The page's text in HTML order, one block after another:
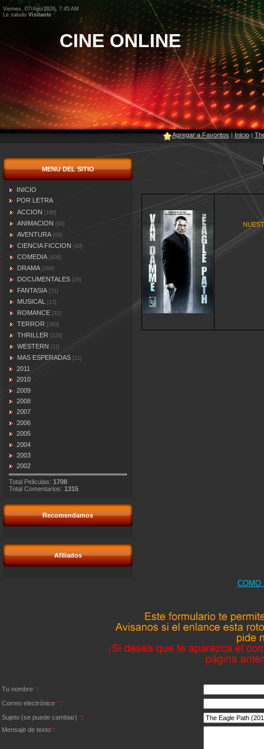
Viernes, 07/Ago/2026, 7:45 AM
Le saludo Visitante
CINE ONLINE
Agregar a Favoritos|Inicio|
MENU DEL SITIO
INICIO
POR LETRA
ACCION
[188]
ANIMACION [93]
AVENTURA [69]
CIENCIA FICCION [40]
COMEDIA [408]
DRAMA [284]
DOCUMENTALES [29]
FANTASIA [31]
MUSICAL [13]
ROMANCE [32]
TERROR [260]
THRILLER [228]
WESTERN [11]
MAS ESPERADAS [21]
2011
2010
2009
2008
2007
2006
2005
2004
2003
2002
Total Peliculas: 1708
Total Comentarios: 1315
Recomendamos
Afiliados
COMO
Tu nombre *:
Correo electrónico * :
Sujeto (se puede cambiar) *:
Mensaje de texto*: